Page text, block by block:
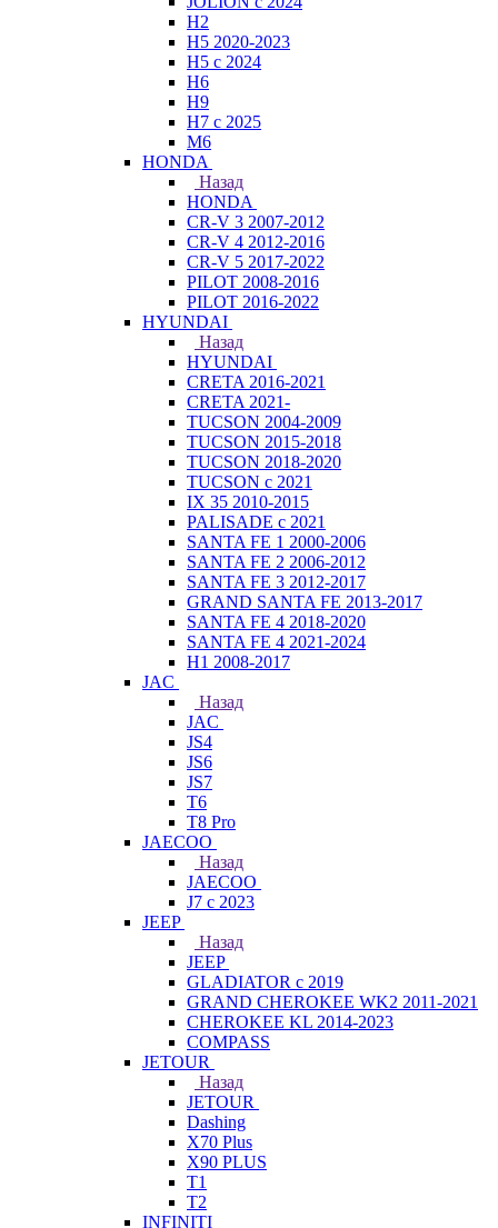
H2
H5 2020-2023
H5 с 2024
H6
H9
H7 с 2025
M6
HONDA
Назад
HONDA
CR-V 3 2007-2012
CR-V 4 2012-2016
CR-V 5 2017-2022
PILOT 2008-2016
PILOT 2016-2022
HYUNDAI
Назад
HYUNDAI
CRETA 2016-2021
CRETA 2021-
TUCSON 2004-2009
TUCSON 2015-2018
TUCSON 2018-2020
TUCSON с 2021
IX 35 2010-2015
PALISADE с 2021
SANTA FE 1 2000-2006
SANTA FE 2 2006-2012
SANTA FE 3 2012-2017
GRAND SANTA FE 2013-2017
SANTA FE 4 2018-2020
SANTA FE 4 2021-2024
H1 2008-2017
JAC
Назад
JAC
JS4
JS6
JS7
T6
T8 Pro
JAECOO
Назад
JAECOO
J7 с 2023
JEEP
Назад
JEEP
GLADIATOR с 2019
GRAND CHEROKEE WK2 2011-2021
CHEROKEE KL 2014-2023
COMPASS
JETOUR
Назад
JETOUR
Dashing
X70 Plus
X90 PLUS
T1
T2
INFINITI